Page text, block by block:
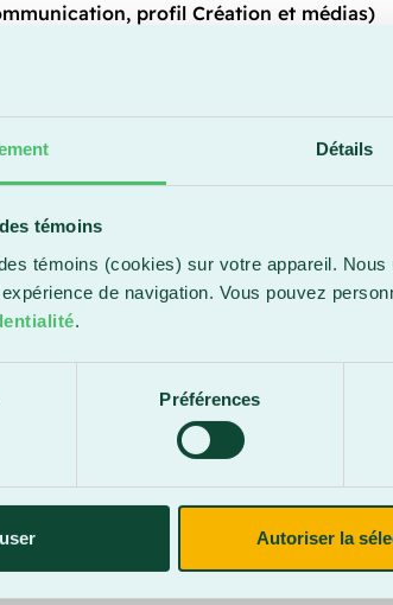
Détails
témoins
témoins (cookies) sur votre appareil.
de navigation. Vous pouvez
.
Préférences
Autoriser la
profil Création et médias)
spécialisée)
spécialisée)
à l’enfance)
d’intérieur)
de la nature)
et de gestion)
(CEED)